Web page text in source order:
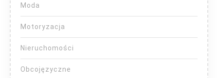
Moda
Motoryzacja
Nieruchomości
Obcojęzyczne